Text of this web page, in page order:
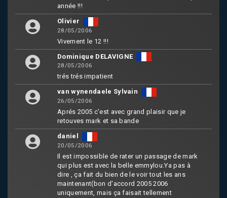
année !!!
Olivier
28/05/2006
Vivement le 12 !!!
Dominique DELAVIGNE
28/05/2006
trés trés impatient
van wynendaele Sylvain
26/05/2006
Aprés 2005 c'est avec grand plaisir que je
retouves mark et sa bande
daniel
20/05/2006
Il est impossible de rater un passage de mark
qui plus est avec la belle emmylou.Ya pas à
dire , ça fait du bien de le voir tout les ans
maintenant(bon d'accord 2005 2006
uniquement, mais ça faisait tellement